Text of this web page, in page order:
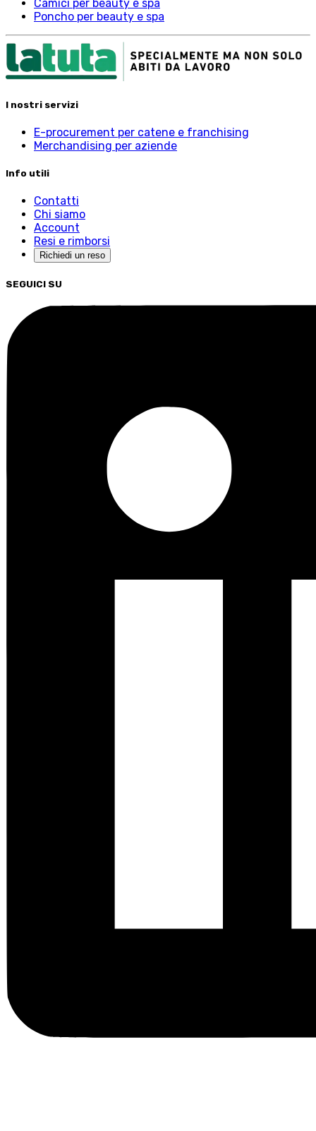
Camici per beauty e spa
Poncho per beauty e spa
I nostri servizi
E-procurement per catene e franchising
Merchandising per aziende
Info utili
Contatti
Chi siamo
Account
Resi e rimborsi
Richiedi un reso
SEGUICI SU